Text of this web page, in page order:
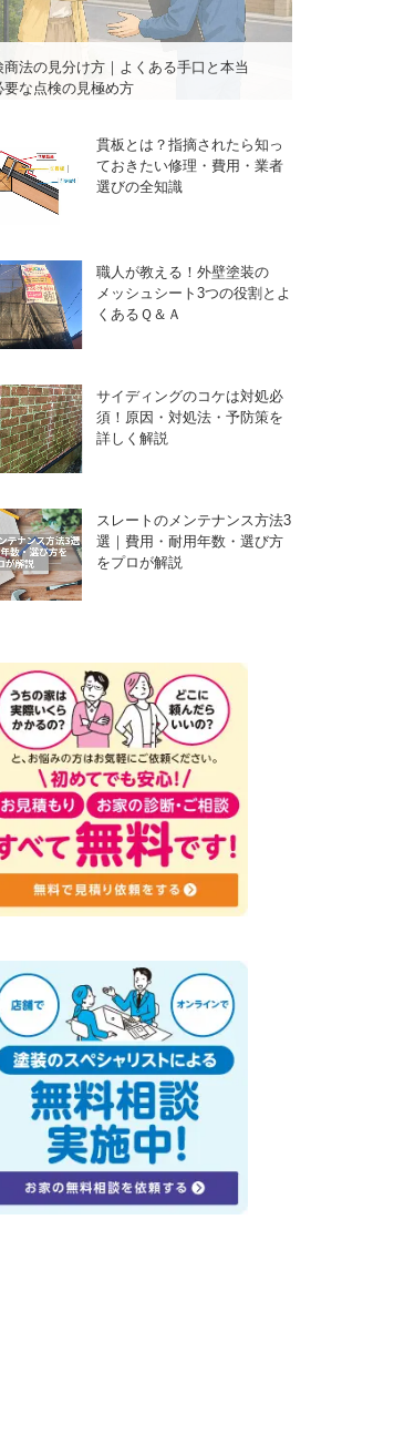
商法の見分け方｜よくある手口と本当
要な点検の見極め方
貫板とは？指摘されたら知っ
ておきたい修理・費用・業者
選びの全知識
職人が教える！外壁塗装の
メッシュシート3つの役割とよ
くあるＱ＆Ａ
サイディングのコケは対処必
須！原因・対処法・予防策を
詳しく解説
スレートのメンテナンス方法3
選｜費用・耐用年数・選び方
をプロが解説